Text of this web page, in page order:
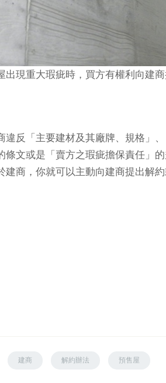
現重大瑕疵時，買方有權利向建商
違反「主要建材及其廠牌、規格」
條文或是「賣方之瑕疵擔保責任」
建商，你就可以主動向建商提出解
建商 解約辦法 預售屋